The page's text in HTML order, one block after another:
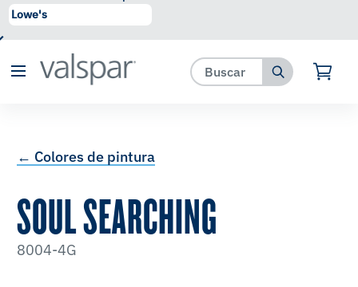
se ha agregado a favoritos.
← Colores de pintura
SOUL SEARCHING
8004-4G